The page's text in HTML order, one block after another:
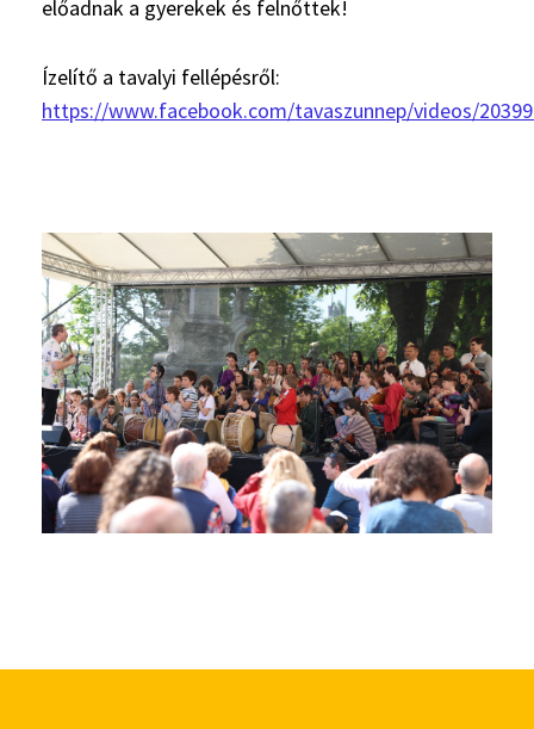
előadnak a gyerekek és felnőttek!
Ízelítő a tavalyi fellépésről:
https://www.facebook.com/tavaszunnep/videos/